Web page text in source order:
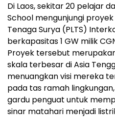
Di Laos, sekitar 20 pelajar
School mengunjungi
Tenaga Surya (PLTS)
berkapasitas 1 GW milik
Proyek tersebut
skala terbesar di Asia
menuangkan visi mereka
pada tas ramah
gardu penguat untuk
sinar matahari menjadi